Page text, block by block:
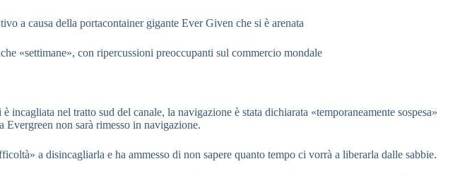
a causa della portacontainer gigante Ever Given che si è arenata
«settimane», con ripercussioni preoccupanti sul commercio mondale
è incagliata nel tratto sud del canale, la navigazione è stata dichiarata «temporaneamente sospesa»
Evergreen non sarà rimesso in navigazione.
a disincagliarla e ha ammesso di non sapere quanto tempo ci vorrà a liberarla dalle sabbie.